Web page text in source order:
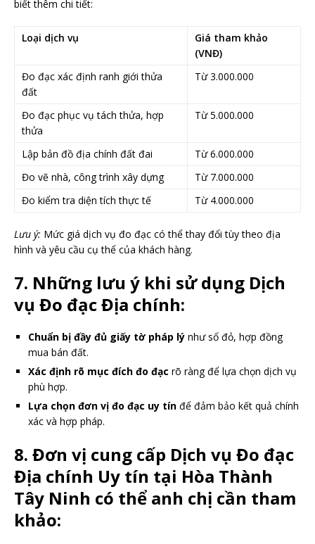
biết thêm chi tiết:
Loại dịch vụ
Giá tham khảo
(VNĐ)
Đo đạc xác định ranh giới thửa
đất
Từ 3.000.000
Đo đạc phục vụ tách thửa, hợp
thửa
Từ 5.000.000
Lập bản đồ địa chính đất đai
Từ 6.000.000
Đo vẽ nhà, công trình xây dựng
Từ 7.000.000
Đo kiểm tra diện tích thực tế
Từ 4.000.000
Lưu ý: Mức giá dịch vụ đo đạc có thể thay đổi tùy theo địa
hình và yêu cầu cụ thể của khách hàng.
7. Những lưu ý khi sử dụng Dịch
vụ Đo đạc Địa chính:
Chuẩn bị đầy đủ giấy tờ pháp lý như sổ đỏ, hợp đồng
mua bán đất.
Xác định rõ mục đích đo đạc rõ ràng để lựa chọn dịch vụ
phù hợp.
Lựa chọn đơn vị đo đạc uy tín để đảm bảo kết quả chính
xác và hợp pháp.
8. Đơn vị cung cấp Dịch vụ Đo đạc
Địa chính Uy tín tại Hòa Thành
Tây Ninh có thể anh chị cần tham
khảo: